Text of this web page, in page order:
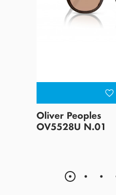
Oliver Peoples
OV5528U N.01